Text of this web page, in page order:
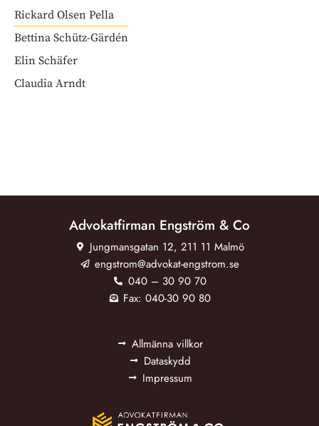
Rickard Olsen Pella
Bettina Schütz-Gärdén
Elin Schäfer
Claudia Arndt
Advokatfirman Engström & Co
Jungmansgatan 12, 211 11 Malmö
engstrom@advokat-engstrom.se
040 – 30 90 70
Fax: 040-30 90 80
Allmänna villkor
Dataskydd
Impressum